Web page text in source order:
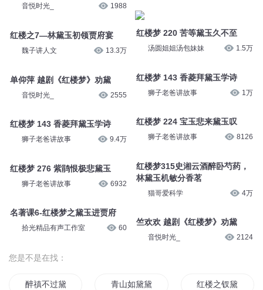
音悦时光_ 1988
红楼之7—林黛玉初领贾府宴
魏子讲人文 13.3万
单仰萍 越剧《红楼梦》劝黛
音悦时光_ 2555
红楼梦 143 香菱拜黛玉学诗
狮子老爸讲故事 9.4万
红楼梦 276 紫鹃恨极悲黛玉
狮子老爸讲故事 6932
名著课6-红楼梦之黛玉进贾府
拾光精品有声工作室 60
红楼梦 220 苦等黛玉久不至
汤圆姐姐汤包妹妹 1.5万
红楼梦 143 香菱拜黛玉学诗
狮子老爸讲故事 1万
红楼梦 224 宝玉悲来黛玉叹
狮子老爸讲故事 8126
红楼梦315史湘云酒醉卧芍药，
林黛玉机敏分香茗
猫哥爱科学 4万
竺欢欢 越剧《红楼梦》劝黛
音悦时光_ 2124
您是不是在找：
醉禛不过黛玉心 青山如黛黛如青山 红楼之钗黛